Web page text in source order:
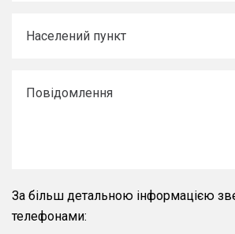
За більш детальною інформацією
телефонами: